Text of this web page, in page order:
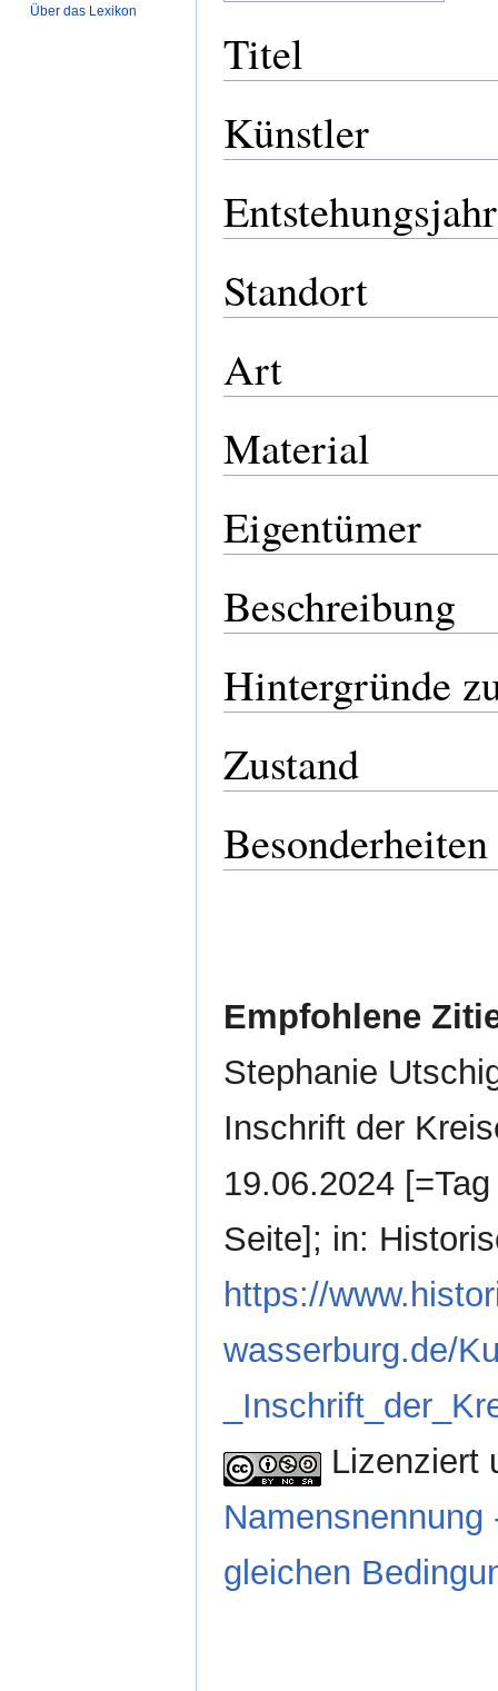
Titel
Künstler
Entstehungsjahr
Standort
Art
Material
Eigentümer
Beschreibung
Hintergründe
Zustand
Besonderheiten
Empfohlene
Stephanie
Inschrift der
19.06.2024
Seite]; in:
https://
wasserburg.de/
Lizenziert
gleichen
Über das Lexikon